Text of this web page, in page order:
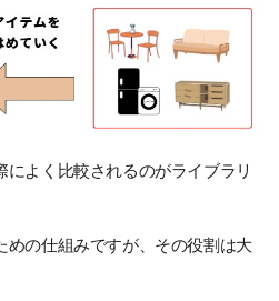
よく比較されるのがライブラリ
めの仕組みですが、その役割は大